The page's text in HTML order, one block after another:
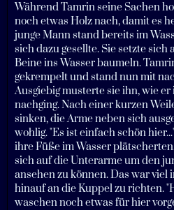
Während Tamrin seine Sachen
noch etwas Holz nach, damit es
junge Mann stand bereits im
sich dazu gesellte. Sie setzte sich
Beine ins Wasser baumeln.
gekrempelt und stand nun mit
Ausgiebig musterte sie ihn, wie
nachging. Nach einer kurzen
sinken, die Arme neben sich
wohlig. "Es ist einfach schön
ihre Füße im Wasser
sich auf die Unterarme um den
ansehen zu können. Das war viel
hinauf an die Kuppel zu richten.
waschen noch etwas für hier